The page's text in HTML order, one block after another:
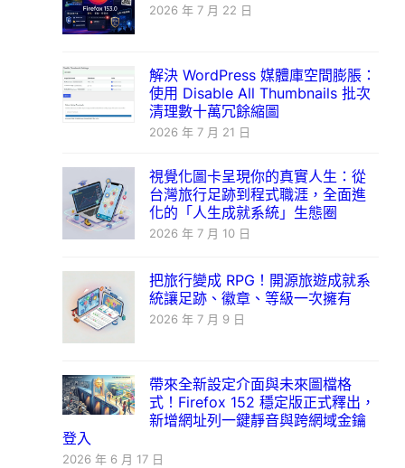
2026 年 7 月 22 日
解決 WordPress 媒體庫空間膨脹：
使用 Disable All Thumbnails 批次
清理數十萬冗餘縮圖
2026 年 7 月 21 日
視覺化圖卡呈現你的真實人生：從
台灣旅行足跡到程式職涯，全面進
化的「人生成就系統」生態圈
2026 年 7 月 10 日
把旅行變成 RPG！開源旅遊成就系
統讓足跡、徽章、等級一次擁有
2026 年 7 月 9 日
帶來全新設定介面與未來圖檔格
式！Firefox 152 穩定版正式釋出，
新增網址列一鍵靜音與跨網域金鑰
登入
2026 年 6 月 17 日